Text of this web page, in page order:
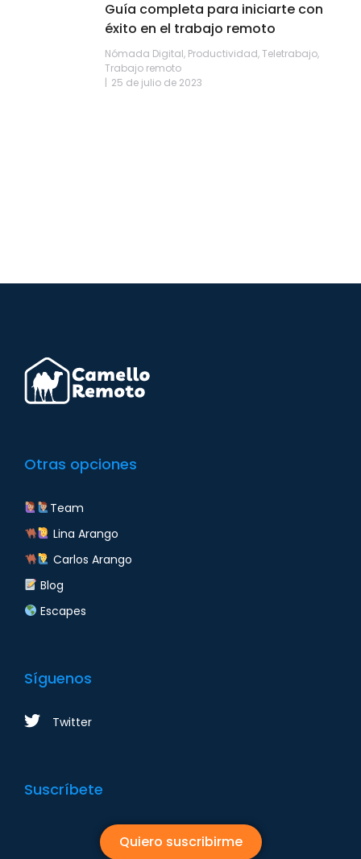
Guía completa para iniciarte con
éxito en el trabajo remoto
Nómada Digital, Productividad,Teletrabajo,
Trabajo remoto
25 de julio de 2023
Otras opciones
Team
Lina Arango
Carlos Arango
Blog
Escapes
Síguenos
Twitter
Suscríbete
Quiero suscribirme